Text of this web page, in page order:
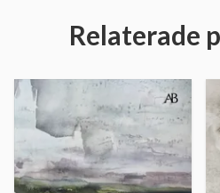
Relaterade